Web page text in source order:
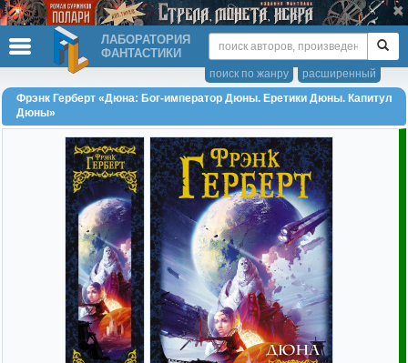
ЛАБОРАТОРИЯ
ФАНТАСТИКИ
расширенный
поиск по жанру
Фрэнк Герберт «Дюна: Бог-император Дюны. Еретики Дюны. Капитул
Дюны»